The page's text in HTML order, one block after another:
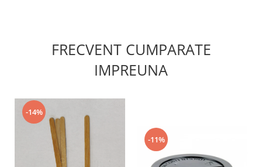
FRECVENT CUMPARATE
IMPREUNA
-14%
-11%